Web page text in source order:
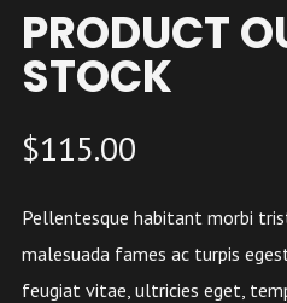
PRODUCT
STOCK
$115.00
Pellentesque habitant morbi
malesuada fames ac turpis
feugiat vitae, ultricies eget,